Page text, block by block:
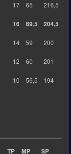
17 65 216,5
16 69,5 204,5
14 59 200
12 60 201
10 56,5 194
TP MP SP